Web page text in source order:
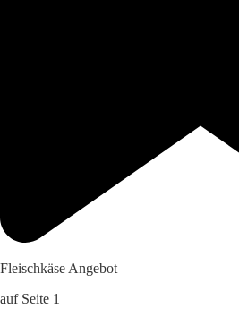
Fleischkäse Angebot
auf Seite 1